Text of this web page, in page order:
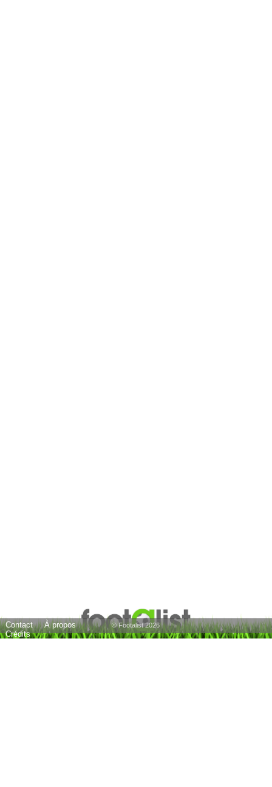
Contact
À propos
Crédits
© Footalist 2026